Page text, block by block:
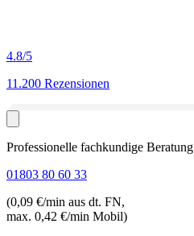
4.8/5
11.200 Rezensionen
Professionelle fachkundige Beratung
01803 80 60 33
(0,09 €/min aus dt. FN,
max. 0,42 €/min Mobil)